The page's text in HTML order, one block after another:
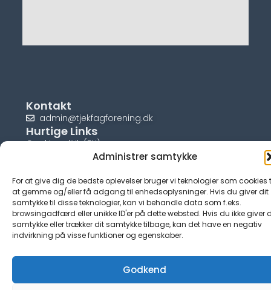
Administrer samtykke
For at give dig de bedste oplevelser bruger vi teknologier som cookies
at gemme og/eller få adgang til enhedsoplysninger. Hvis du giver dit
samtykke til disse teknologier, kan vi behandle data som f.eks.
browsingadfærd eller unikke ID'er på dette websted. Hvis du ikke giver
samtykke eller trækker dit samtykke tilbage, kan det have en negativ
indvirkning på visse funktioner og egenskaber.
Godkend
Kontakt
admin@tjekfagforening.dk
Hurtige Links
Cookiepolitik (EU)
© tjek-fagforening.dk